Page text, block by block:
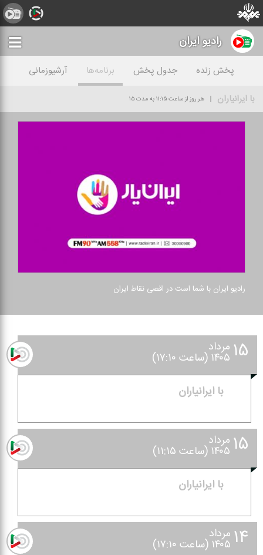
رادیو ايران
پخش زنده جدول پخش برنامه‌ها
آرشیوزمانی
با ایرانیاران
هر روز از ساعت ۱۱:۱۵ به مدت ۱۵
رادیو ایران با شما است در اقصی نقاط ایران
۱۵ مرداد
۱۴۰۵ (ساعت ۱۷:۱۰)
با ایرانیاران
۱۵ مرداد
۱۴۰۵ (ساعت ۱۱:۱۵)
با ایرانیاران
۱۴ مرداد
۱۴۰۵ (ساعت ۱۷:۱۰)